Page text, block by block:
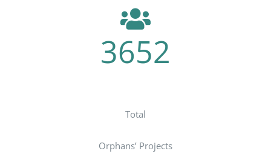
3652
Total
Orphans’ Projects